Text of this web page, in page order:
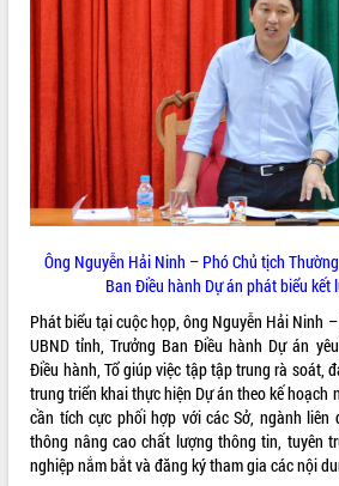
Lễ truy điệu và an táng hài cốt liệt sĩ
tại Nghĩa trang Liệt sĩ xã Sơn Hòa
Bàn giải pháp tháo gỡ khó khăn trong
xuất khẩu sầu riêng và triển khai quy
định EUDR
Thứ trưởng Bộ Nông nghiệp và Môi
trường Nguyễn Hoàng Hiệp khảo sát
sầu riêng tại Đắk Lắk
Trình diễn nghệ thuật chế biến các
món ăn từ sầu riêng
Đắk Lắk công bố Quy hoạch và xúc
tiến đầu tư tỉnh
Ngành cá ngừ Đắk Lắk chủ động thích
ứng để giữ vững thị trường xuất khẩu
Diễn đàn Kinh tế tư nhân Việt Nam đột
phá cơ chế - Hợp tác công tư
THỐNG KÊ TRUY CẬP
Hôm nay: 11220
Tất cả:
65987362
Ông Nguyễn Hải Ninh – Phó Chủ tịch
Ban Điều hành Dự án phát biểu kết
Phát biểu tại cuộc họp, ông Nguyễn Hải Ninh
UBND tỉnh, Trưởng Ban Điều hành Dự án
Điều hành, Tổ giúp việc tập tập trung rà soát,
trung triển khai thực hiện Dự án theo kế hoạch
cần tích cực phối hợp với các Sở, ngành liên
thông nâng cao chất lượng thông tin, tuyên
nghiệp nắm bắt và đăng ký tham gia các nội